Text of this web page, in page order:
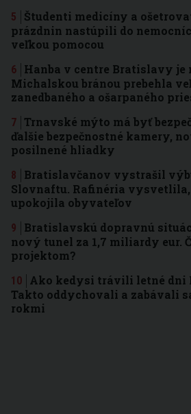
Študenti medicíny a
prázdnin nastúpili do
veľkou pomocou
Hanba v centre Bratislavy je
Michalskou bránou prebehla
zanedbaného a ošarpaného
Trnavské mýto má byť
ďalšie bezpečnostné kamery,
posilnené hliadky
Bratislavčanov vystrašil
Slovnaftu. Rafinéria vysvetlila,
upokojila obyvateľov
Bratislavskú dopravnú
nový tunel za 1,7 miliardy eur.
projektom?
Ako kedysi trávili letné dni
Takto oddychovali a zabávali
rokmi